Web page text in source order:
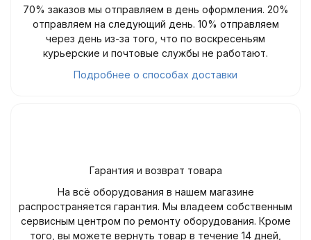
70% заказов мы отправляем в день оформления. 20%
отправляем на следующий день. 10% отправляем
через день из-за того, что по воскресеньям
курьерские и почтовые службы не работают.
Подробнее о способах доставки
Гарантия и возврат товара
На всё оборудования в нашем магазине
распространяется гарантия. Мы владеем собственным
сервисным центром по ремонту оборудования. Кроме
того, вы можете вернуть товар в течение 14 дней,